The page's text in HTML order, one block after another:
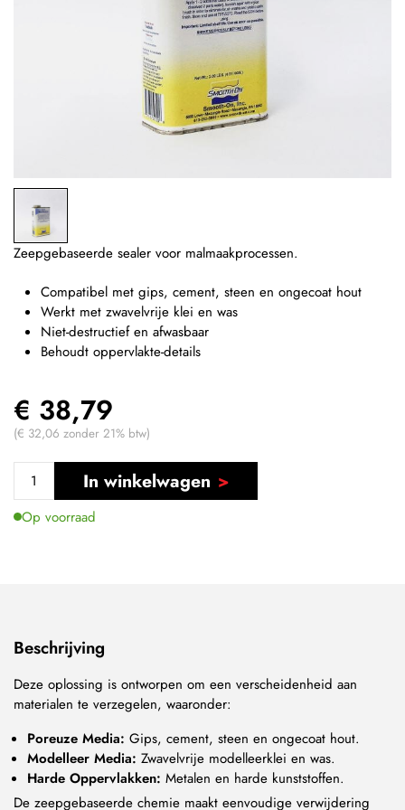
Zeepgebaseerde sealer voor malmaakprocessen.
Compatibel met gips, cement, steen en ongecoat hout
Werkt met zwavelvrije klei en was
Niet-destructief en afwasbaar
Behoudt oppervlakte-details
€ 38,79
(€ 32,06 zonder 21% btw)
In winkelwagen
Op voorraad
Beschrijving
Deze oplossing is ontworpen om een verscheidenheid aan
materialen te verzegelen, waaronder:
Poreuze Media: Gips, cement, steen en ongecoat hout.
Modelleer Media: Zwavelvrije modelleerklei en was.
Harde Oppervlakken: Metalen en harde kunststoffen.
De zeepgebaseerde chemie maakt eenvoudige verwijdering